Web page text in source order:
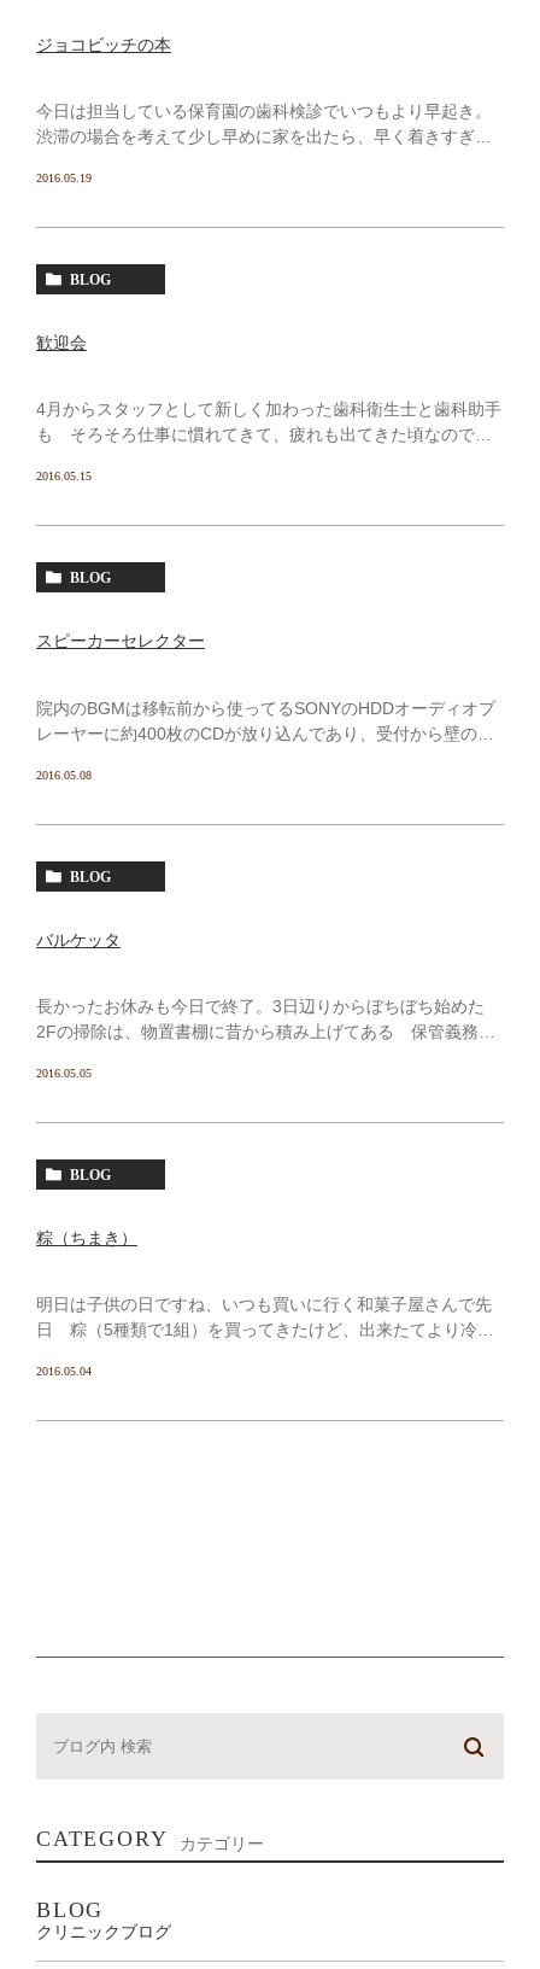
ジョコビッチの本
今日は担当している保育園の歯科検診でいつもより早起き。
渋滞の場合を考えて少し早めに家を出たら、早く着きすぎて
た。健診は普通に予定時間で終わり、帰りにメタボ健診で月1
2016.05.19
BLOG
歓迎会
4月からスタッフとして新しく加わった歯科衛生士と歯科助手
も そろそろ仕事に慣れてきて、疲れも出てきた頃なので
も車で出勤して来るので食事会や忘年会でもお酒を飲む事は
2016.05.15
BLOG
スピーカーセレクター
院内のBGMは移転前から使ってるSONYのHDDオーディオプ
レーヤーに約400枚のCDが放り込んであり、受付から壁の内
近アンプがおかしくなってきたのか、ある […]
2016.05.08
BLOG
バルケッタ
長かったお休みも今日で終了。3日辺りからぼちぼち始めた
2Fの掃除は、物置書棚に昔から積み上げてある 保管義務の
てたら 殆ど捗らず、自室の方も机の上に山積してた書類や
2016.05.05
BLOG
粽（ちまき）
明日は子供の日ですね、いつも買いに行く和菓子屋さんで先
日 粽（5種類で1組）を買ってきたけど、出来たてより冷蔵
餅は売り切れてて買えなかったけど、関西の味噌餡が好きな
2016.05.04
CATEGORY カテゴリー
BLOG
クリニックブログ